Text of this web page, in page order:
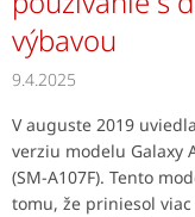
výbavou
9.4.2025
V auguste 2019
verziu modelu Galaxy
(SM-A107F). Tento
tomu, že priniesol